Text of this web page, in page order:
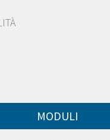
MODULI